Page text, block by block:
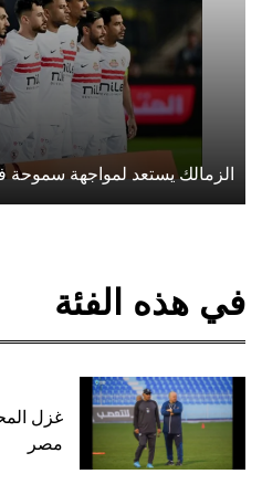
الزمالك يستعد لمواجهة
في هذه الفئة
غزل
مصر